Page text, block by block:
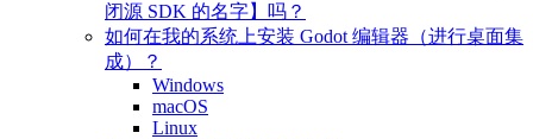
闭源 SDK 的名字】吗？
如何在我的系统上安装 Godot 编辑器（进行桌面集
成）？
Windows
macOS
Linux